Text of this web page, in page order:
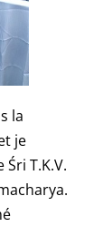
la
je
T.K.V.